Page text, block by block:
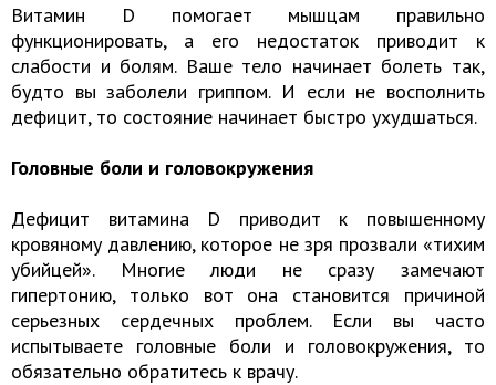
Витамин D помогает мышцам правильно
функционировать, а его недостаток приводит к
слабости и болям. Ваше тело начинает болеть так,
будто вы заболели гриппом. И если не восполнить
дефицит, то состояние начинает быстро ухудшаться.
Головные боли и головокружения
Дефицит витамина D приводит к повышенному
кровяному давлению, которое не зря прозвали «тихим
убийцей». Многие люди не сразу замечают
гипертонию, только вот она становится причиной
серьезных сердечных проблем. Если вы часто
испытываете головные боли и головокружения, то
обязательно обратитесь к врачу.